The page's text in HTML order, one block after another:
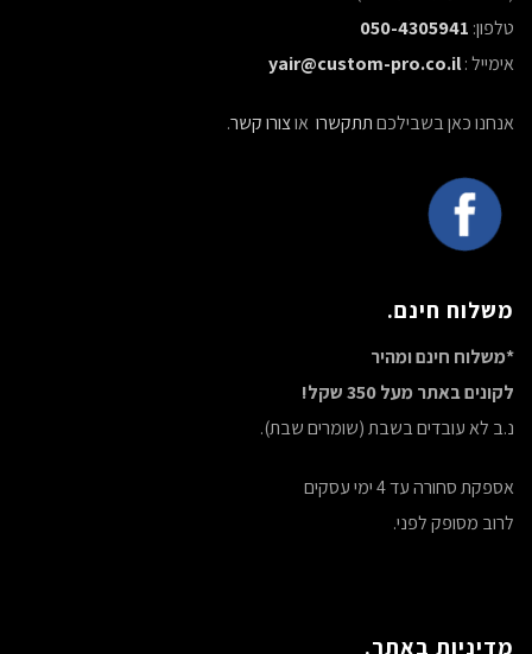
טלפון: 050-4305941
אימייל :yair@custom-pro.co.il
אנחנו כאן בשבילכםתתקשרו אוצורו קשר.
משלוח חינם.
*משלוח חינם ומהיר
לקונים באתר מעל 350 שקל!
נ.ב לא עובדים בשבת (שומרים שבת).
אספקת סחורה עד 4 ימי עסקים
לרוב מסופק לפני.
מדיניות באתר.